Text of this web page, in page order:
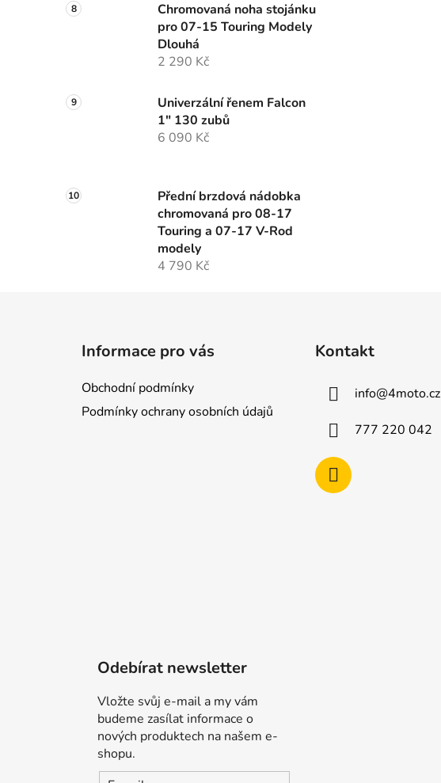
Chromovaná noha stojánku
pro 07-15 Touring Modely
Dlouhá
2 290 Kč
Univerzální řenem Falcon
1" 130 zubů
6 090 Kč
Přední brzdová nádobka
chromovaná pro 08-17
Touring a 07-17 V-Rod
modely
4 790 Kč
Informace pro vás
Obchodní podmínky
Podmínky ochrany osobních údajů
Kontakt
info@4moto.cz
777 220 042
Odebírat newsletter
Vložte svůj e-mail a my vám
budeme zasílat informace o
nových produktech na našem e-
shopu.